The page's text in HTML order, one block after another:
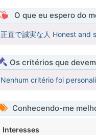
O que eu espero do
正直で誠実な人 Honest and
Os critérios que
Nenhum critério foi
Conhecendo-me
Interesses